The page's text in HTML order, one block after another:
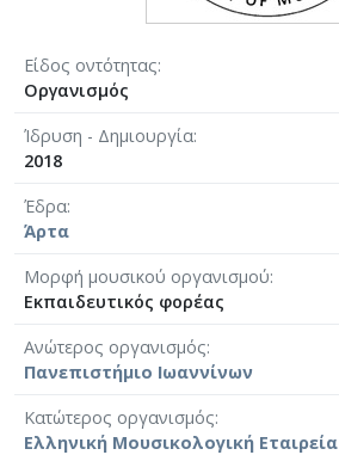
Είδος οντότητας
Οργανισμός
Ίδρυση - Δημιουργία
2018
Έδρα
Άρτα
Μορφή μουσικού οργανισμού
Εκπαιδευτικός φορέας
Ανώτερος οργανισμός
Πανεπιστήμιο Ιωαννίνων
Κατώτερος οργανισμός
Ελληνική Μουσικολογική Εταιρεία